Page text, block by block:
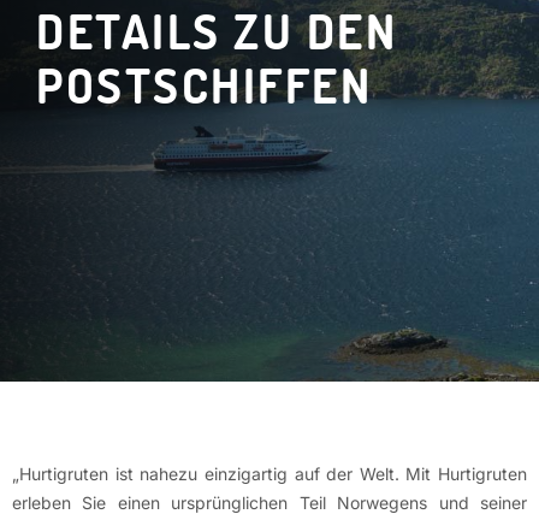
DETAILS ZU DEN
POSTSCHIFFEN
„Hurtigruten ist nahezu einzigartig auf der Welt. Mit Hurtigruten
erleben Sie einen ursprünglichen Teil Norwegens und seiner